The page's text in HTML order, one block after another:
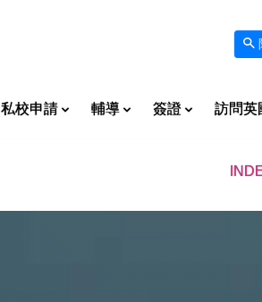
私校申請 輔導 簽證 訪問英